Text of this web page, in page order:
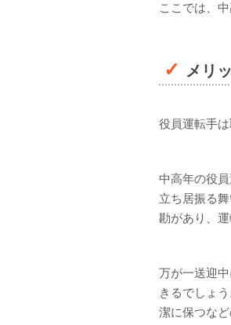
ここでは、
メリ
役員運転手
中高年の役
立ち居振る
勘があり、
万が一送迎
きるでしょ
潔に保つな